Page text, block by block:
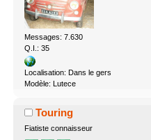
Messages: 7.630
Q.I.: 35
Localisation: Dans le gers
Modèle: Lutece
Touring
Fiatiste connaisseur